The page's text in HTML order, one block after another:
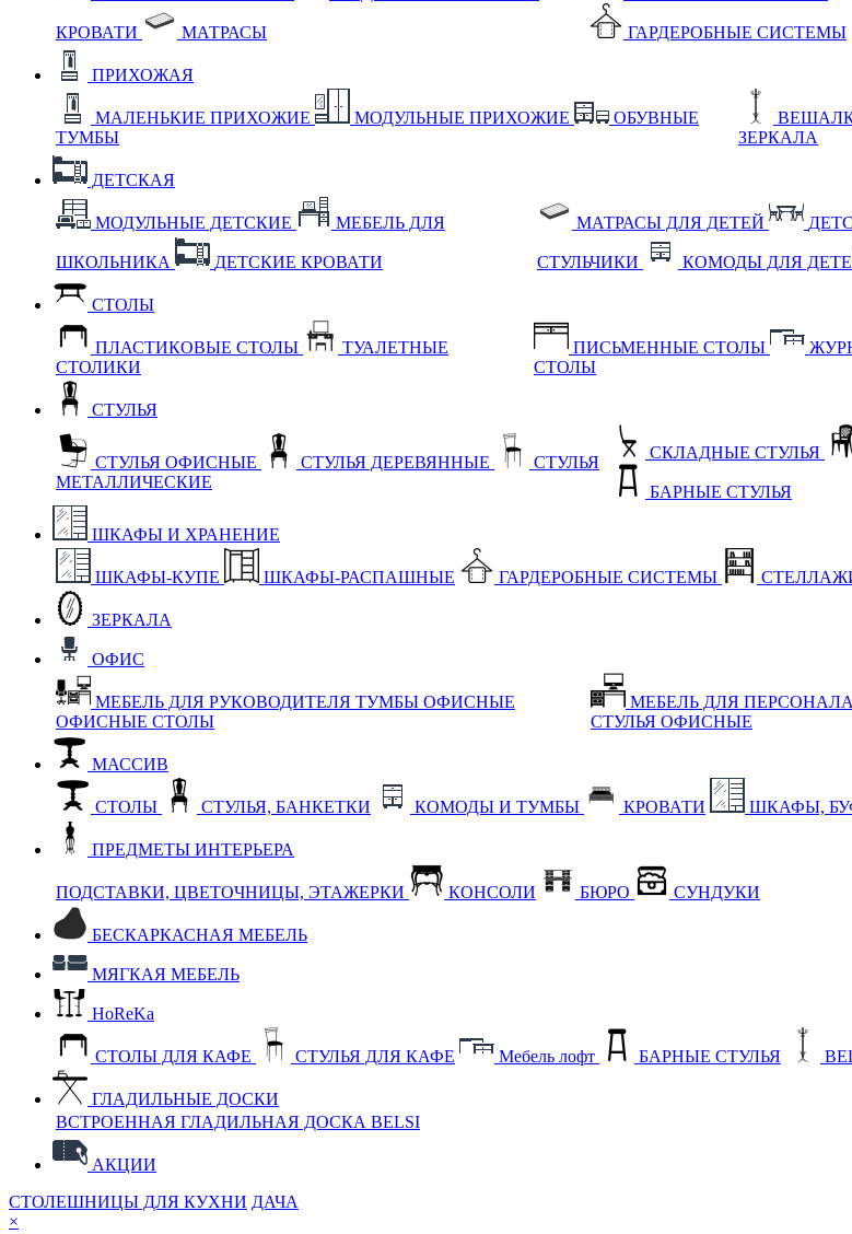
КРОВАТИ МАТРАСЫ ГАРДЕРОБНЫЕ СИСТЕМЫ
ПРИХОЖАЯ
МАЛЕНЬКИЕ ПРИХОЖИЕ МОДУЛЬНЫЕ ПРИХОЖИЕ
ОБУВНЫЕ
ТУМБЫ
ЗЕРКАЛА
ДЕТСКАЯ
МОДУЛЬНЫЕ ДЕТСКИЕ МЕБЕЛЬ ДЛЯ
ШКОЛЬНИКА ДЕТСКИЕ КРОВАТИ
МАТРАСЫ ДЛЯ ДЕТЕЙ
СТУЛЬЧИКИ КОМОДЫ ДЛЯ
СТОЛЫ
ПЛАСТИКОВЫЕ СТОЛЫ
ТУАЛЕТНЫЕ
СТОЛИКИ
ПИСЬМЕННЫЕ СТОЛЫ
СТОЛЫ
СТУЛЬЯ
СТУЛЬЯ ОФИСНЫЕ СТУЛЬЯ ДЕРЕВЯННЫЕ
СТУЛЬЯ
МЕТАЛЛИЧЕСКИЕ
СКЛАДНЫЕ СТУЛЬЯ
БАРНЫЕ СТУЛЬЯ
ШКАФЫ И ХРАНЕНИЕ
ШКАФЫ-КУПЕ ШКАФЫ-РАСПАШНЫЕ ГАРДЕРОБНЫЕ СИСТЕМЫ
ЗЕРКАЛА
ОФИС
МЕБЕЛЬ ДЛЯ РУКОВОДИТЕЛЯ ТУМБЫ ОФИСНЫЕ
ОФИСНЫЕ СТОЛЫ
МЕБЕЛЬ ДЛЯ ПЕРСОНАЛА
СТУЛЬЯ ОФИСНЫЕ
МАССИВ
СТОЛЫ СТУЛЬЯ, БАНКЕТКИ КОМОДЫ И ТУМБЫ КРОВАТИ ШКАФЫ,
ПРЕДМЕТЫ ИНТЕРЬЕРА
ПОДСТАВКИ, ЦВЕТОЧНИЦЫ, ЭТАЖЕРКИ КОНСОЛИ БЮРО СУНДУКИ
БЕСКАРКАСНАЯ МЕБЕЛЬ
МЯГКАЯ МЕБЕЛЬ
HoReKa
СТОЛЫ ДЛЯ КАФЕ СТУЛЬЯ ДЛЯ КАФЕ Мебель лофт БАРНЫЕ СТУЛЬЯ
ГЛАДИЛЬНЫЕ ДОСКИ
ВСТРОЕННАЯ ГЛАДИЛЬНАЯ ДОСКА BELSI
АКЦИИ
СТОЛЕШНИЦЫ ДЛЯ КУХНИ ДАЧА
×